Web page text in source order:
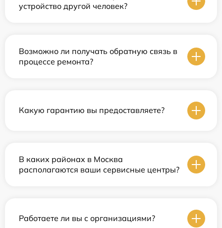
устройство другой человек?
Возможно ли получать обратную связь в
процессе ремонта?
Какую гарантию вы предоставляете?
В каких районах в Москва
располагаются ваши сервисные центры?
Работаете ли вы с организациями?